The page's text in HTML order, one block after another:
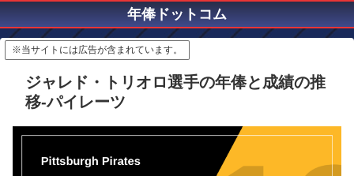
年俸ドットコム
※当サイトには広告が含まれています。
ジャレド・トリオロ選手の年俸と成績の推
移-パイレーツ